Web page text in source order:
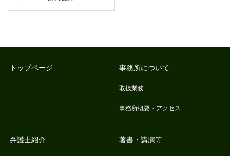
トップページ 事務所について
取扱業務
事務所概要・アクセス
弁護士紹介 著書・講演等